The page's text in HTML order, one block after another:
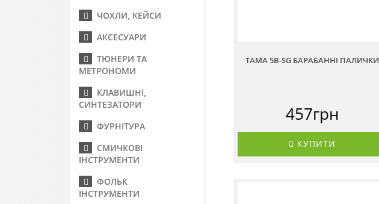
ЧОХЛИ, КЕЙСИ
АКСЕСУАРИ
ТЮНЕРИ ТА
МЕТРОНОМИ
КЛАВИШНІ,
СИНТЕЗАТОРИ
ФУРНІТУРА
СМИЧКОВІ
ІНСТРУМЕНТИ
ФОЛЬК
ІНСТРУМЕНТИ
TAMA 5B-SG БАРАБАННІ ПАЛИЧКИ
457грн
КУПИТИ